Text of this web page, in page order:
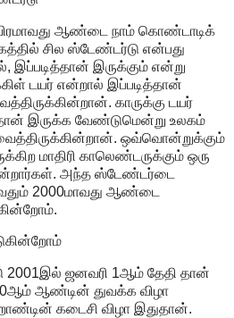
ஆண்டை நாம் கொண்டாடிக்
சில ஸ்டேண்டர்டு என்பது
இப்படித்தான் இருக்கும் என்று
டயர் என்றால் இப்படித்தான்
காருக்கு டயர்
இருக்க வேண்டுமென்று உலகம்
ஒவ்வொன்றுக்கும்
மாதிரி காலெண்டருக்கும் ஒரு
அந்த ஸ்டேண்டர்டை
2000மாவது ஆண்டை
2001இல் ஜனவரி 1ஆம் தேதி தான்
ஆண்டின் துவக்க விழா
கடைசி விழா இதுதான்.